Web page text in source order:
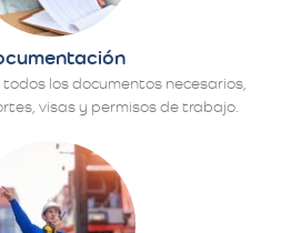
los documentos necesarios,
visas y permisos de trabajo.